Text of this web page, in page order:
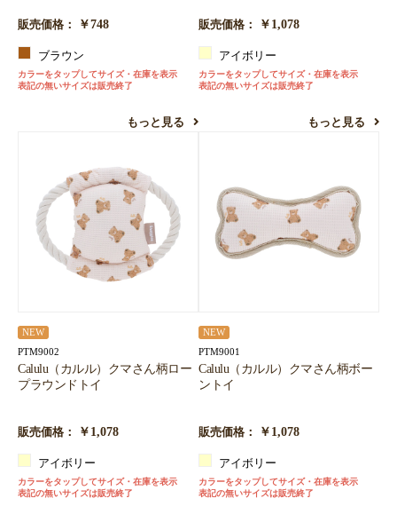
販売価格： ￥748
ブラウン
カラーをタップしてサイズ・在庫を表示
表記の無いサイズは販売終了
もっと見る
販売価格： ￥1,078
アイボリー
カラーをタップしてサイズ・在庫を表示
表記の無いサイズは販売終了
もっと見る
NEW
PTM9002
Calulu（カルル）クマさん柄ロー
プラウンドトイ
販売価格： ￥1,078
アイボリー
カラーをタップしてサイズ・在庫を表示
表記の無いサイズは販売終了
NEW
PTM9001
Calulu（カルル）クマさん柄ボー
ントイ
販売価格： ￥1,078
アイボリー
カラーをタップしてサイズ・在庫を表示
表記の無いサイズは販売終了